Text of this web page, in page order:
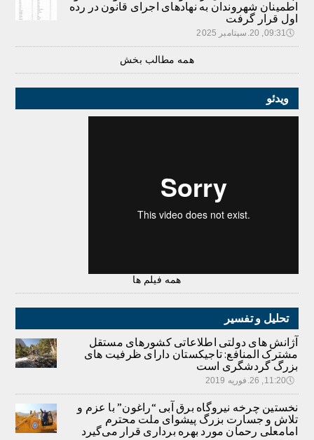
اطمینان شهروندان به نهادهای اجرای قانون در رده
اول قرار گرفت
🕔09:31, 20.سپتامبر 2025
همه مطالب بخش
ویدئو
همه فیلم ها
تحلیل و تفسیر
آژانش های دولتی اطلاعاتی کشورهای مستقل
مشترک المنافع: تاجیکستان دارای ظرفیت های
بزرگ گردشگری است
🕔11:20, 26.فوریه 2019
نخستین چرخه نیروگاه برق آبی “راغون” با عزم و
تلاش و جسارت بزرگ پیشوای ملت محترم
امامعلی رحمان مورد بهره برداری قرار می‌گیرد